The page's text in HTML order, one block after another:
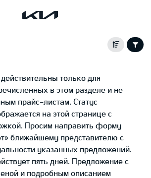
только для
в этом разделе и не
прайс-листам. Статус
на этой странице с
Просим направить форму
ближайшему представителю с
указанных предложений.
пять дней. Предложение с
и подробным описанием